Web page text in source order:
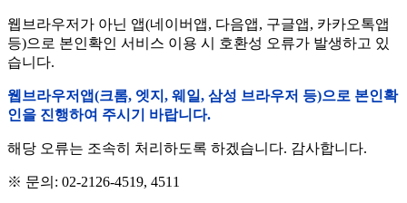
웹브라우저가 아닌 앱(네이버앱, 다음앱, 구글앱, 카카오톡앱
등)으로 본인확인 서비스 이용 시 호환성 오류가 발생하고 있
습니다.
웹브라우저앱(크롬, 엣지, 웨일, 삼성 브라우저 등)으로 본인확
인을 진행하여 주시기 바랍니다.
해당 오류는 조속히 처리하도록 하겠습니다. 감사합니다.
※ 문의: 02-2126-4519, 4511